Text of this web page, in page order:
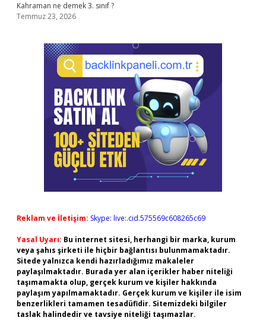
Kahraman ne demek 3. sınıf ?
Temmuz 23, 2026
Reklam ve İletişim: Skype: live:.cid.575569c608265c69
Yasal Uyarı: Bu internet sitesi, herhangi bir marka, kurum
veya şahıs şirketi ile hiçbir bağlantısı bulunmamaktadır.
Sitede yalnızca kendi hazırladığımız makaleler
paylaşılmaktadır. Burada yer alan içerikler haber niteliği
taşımamakta olup, gerçek kurum ve kişiler hakkında
paylaşım yapılmamaktadır. Gerçek kurum ve kişiler ile isim
benzerlikleri tamamen tesadüfidir. Sitemizdeki bilgiler
taslak halindedir ve tavsiye niteliği taşımazlar.